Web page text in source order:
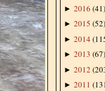
► 2016 (41)
► 2015 (52)
► 2014 (
► 2013 (67)
► 2012 (
► 2011 (